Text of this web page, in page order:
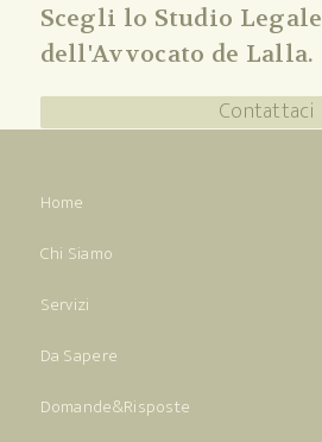
Scegli lo Studio Legale
dell'Avvocato de Lalla.
Contattaci
Home
Chi Siamo
Servizi
Da Sapere
Domande&Risposte